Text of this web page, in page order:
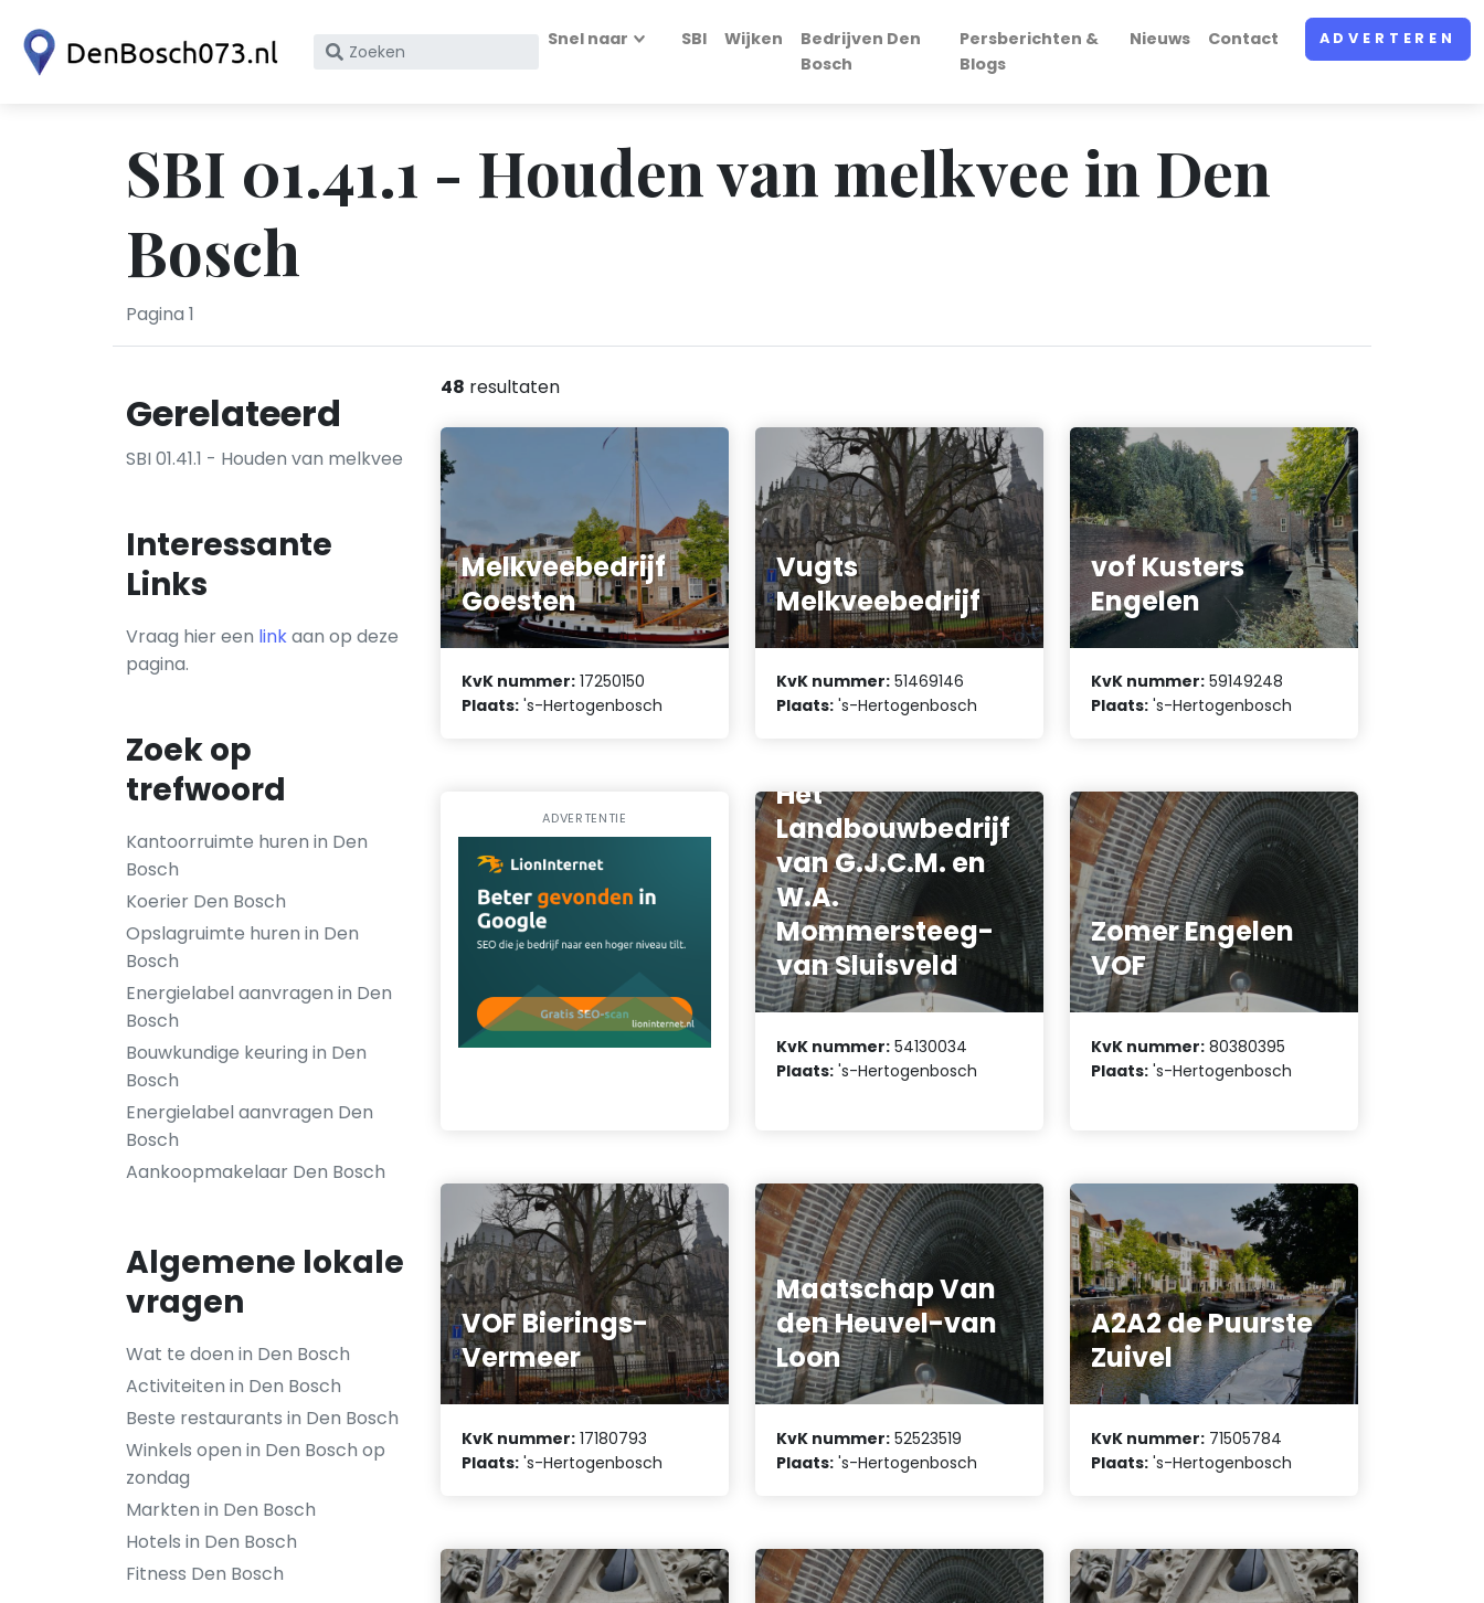
Zoek
KvK
nummer
Snel naar SBI Wijken
Bedrijven Den
Bosch
Persberichten &
Blogs
Nieuws Contact ADVERTEREN
SBI 01.41.1 - Houden van melkvee in Den
Bosch
Pagina 1
Gerelateerd
SBI 01.41.1 - Houden van melkvee
Interessante
Links
Vraag hier een linkaan op deze
pagina.
Zoek op
trefwoord
Kantoorruimte huren in Den
Bosch
Koerier Den Bosch
Opslagruimte huren in Den
Bosch
Energielabel aanvragen in Den
Bosch
Bouwkundige keuring in Den
Bosch
Energielabel aanvragen Den
Bosch
Aankoopmakelaar Den Bosch
Algemene lokale
vragen
Wat te doen in Den Bosch
Activiteiten in Den Bosch
Beste restaurants in Den Bosch
Winkels open in Den Bosch op
zondag
Markten in Den Bosch
Hotels in Den Bosch
Fitness Den Bosch
48 resultaten
Melkveebedrijf
Goesten
KvK nummer: 17250150
Plaats: 's-Hertogenbosch
Vugts
Melkveebedrijf
KvK nummer: 51469146
Plaats: 's-Hertogenbosch
vof Kusters
Engelen
KvK nummer: 59149248
Plaats: 's-Hertogenbosch
ADVERTENTIE
Het
Landbouwbedrijf
van G.J.C.M. en
W.A.
Mommersteeg-
van Sluisveld
KvK nummer: 54130034
Plaats: 's-Hertogenbosch
Zomer Engelen
VOF
KvK nummer: 80380395
Plaats: 's-Hertogenbosch
VOF Bierings-
Vermeer
KvK nummer: 17180793
Plaats: 's-Hertogenbosch
Maatschap Van
den Heuvel-van
Loon
KvK nummer: 52523519
Plaats: 's-Hertogenbosch
A2A2 de Puurste
Zuivel
KvK nummer: 71505784
Plaats: 's-Hertogenbosch